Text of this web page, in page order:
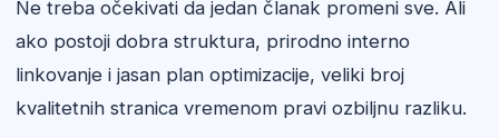
Ne treba očekivati da jedan članak promeni sve. Ali
ako postoji dobra struktura, prirodno interno
linkovanje i jasan plan optimizacije, veliki broj
kvalitetnih stranica vremenom pravi ozbiljnu razliku.